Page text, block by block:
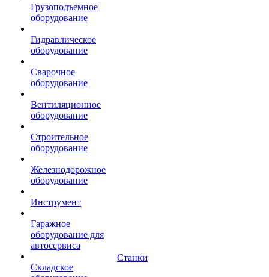
Грузоподъемное
оборудование
Гидравлическое
оборудование
Сварочное
оборудование
Вентиляционное
оборудование
Строительное
оборудование
Железнодорожное
оборудование
Инструмент
Гаражное
оборудование для
автосервиса
Складское
Станки